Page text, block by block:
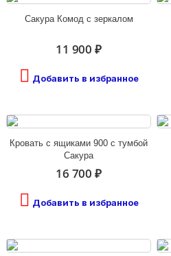
Сакура Комод с зеркалом
11 900 ₽
Добавить в избранное
Кровать с ящиками 900 с тумбой
Сакура
16 700 ₽
Добавить в избранное